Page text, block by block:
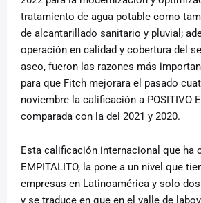
tratamiento de agua potable como
de alcantarillado sanitario y pluvial;
operación en calidad y cobertura del
aseo, fueron las razones más
para que Fitch mejorara el pasado
noviembre la calificación a POSITIVO
comparada con la del 2021 y 2020.
Esta calificación internacional que ha
EMPITALITO, la pone a un nivel que
empresas en Latinoamérica y solo
y se traduce en que en el valle de